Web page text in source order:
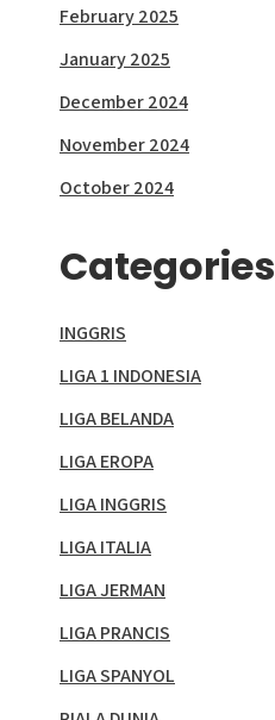
February 2025
January 2025
December 2024
November 2024
October 2024
Categories
INGGRIS
LIGA 1 INDONESIA
LIGA BELANDA
LIGA EROPA
LIGA INGGRIS
LIGA ITALIA
LIGA JERMAN
LIGA PRANCIS
LIGA SPANYOL